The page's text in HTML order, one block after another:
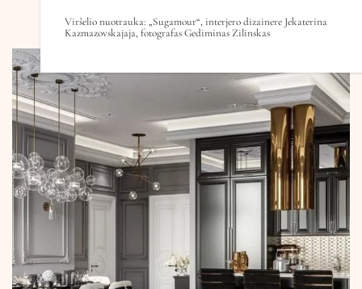
Viršelio nuotrauka: „Sugamour“, interjero dizainere Jekaterina
Kazmazovskajaja, fotografas Gediminas Zilinskas